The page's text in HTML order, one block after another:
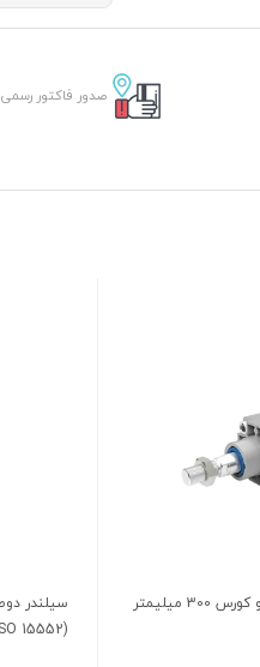
صدور فاکتور رسمی
سیلندر دوطرفه pnc با قطر 50 و کورس 300 میلیمتر
(ISO 15552)